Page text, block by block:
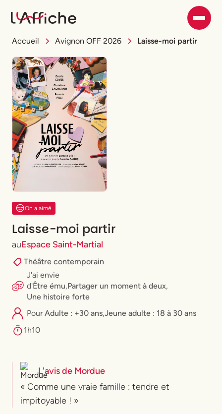
Accueil Avignon OFF 2026 Laisse-moi partir
On a aimé
Laisse-moi partir
auEspace Saint-Martial
Théâtre contemporain
J'ai envie
d'Être ému,Partager un moment à deux,
Une histoire forte
PourAdulte : +30 ans,⁠Jeune adulte : 18 à 30 ans
1h10
L'avis de Mordue
« Comme une vraie famille : tendre et
impitoyable ! »